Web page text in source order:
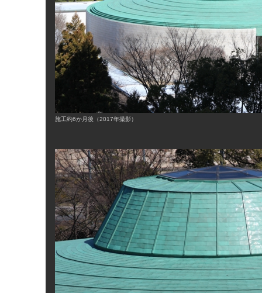
施工約6か月後（2017年撮影）